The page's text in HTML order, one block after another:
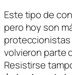
Este tipo de
pero hoy son
proteccionistas
volvieron parte
Resistirse